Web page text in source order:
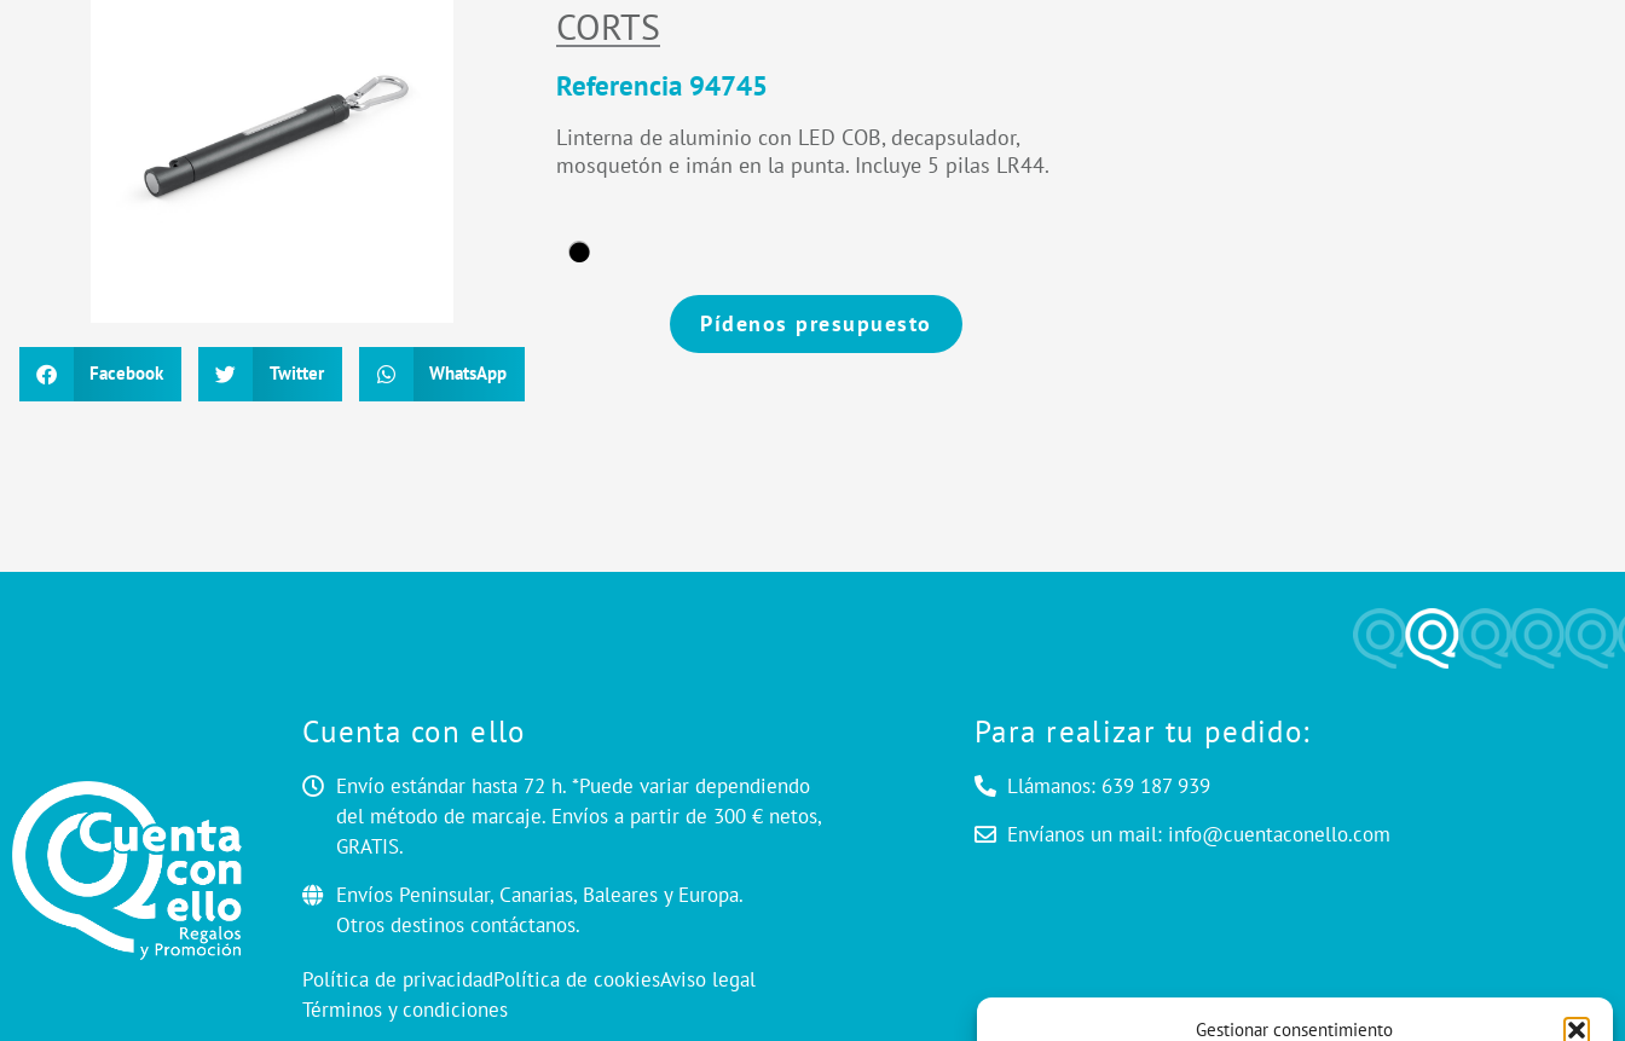
Gestionar consentimiento
Facebook Twitter WhatsApp
CORTS
Referencia 94745
Linterna de aluminio con LED COB, decapsulador,
mosquetón e imán en la punta. Incluye 5 pilas LR44.
Pídenos presupuesto
Cuenta con ello
Envío estándar hasta 72 h. *Puede variar dependiendo
del método de marcaje. Envíos a partir de 300 € netos,
GRATIS.
Envíos Peninsular, Canarias, Baleares y Europa.
Otros destinos contáctanos.
Política de privacidadPolítica de cookiesAviso legal
Términos y condiciones
Para realizar tu pedido:
Llámanos: 639 187 939
Envíanos un mail: info@cuentaconello.com